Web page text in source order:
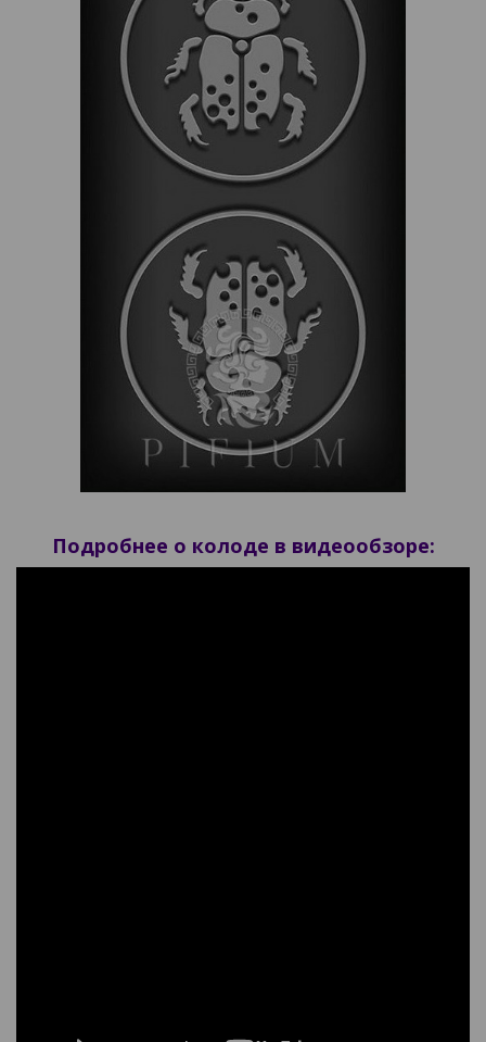
Подробнее о колоде в видеообзоре: